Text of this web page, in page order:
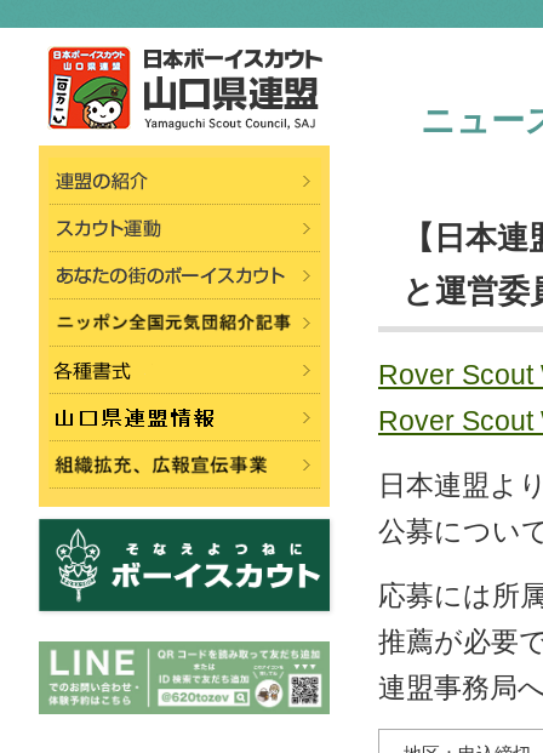
ニュー
【日本
と運営
Rover Scout
Rover Scout
日本連盟よ
公募につい
応募には所
推薦が必要
連盟事務局